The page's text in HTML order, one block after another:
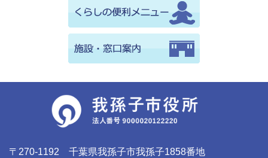
〒270-1192 千葉県我孫子市我孫子1858番地